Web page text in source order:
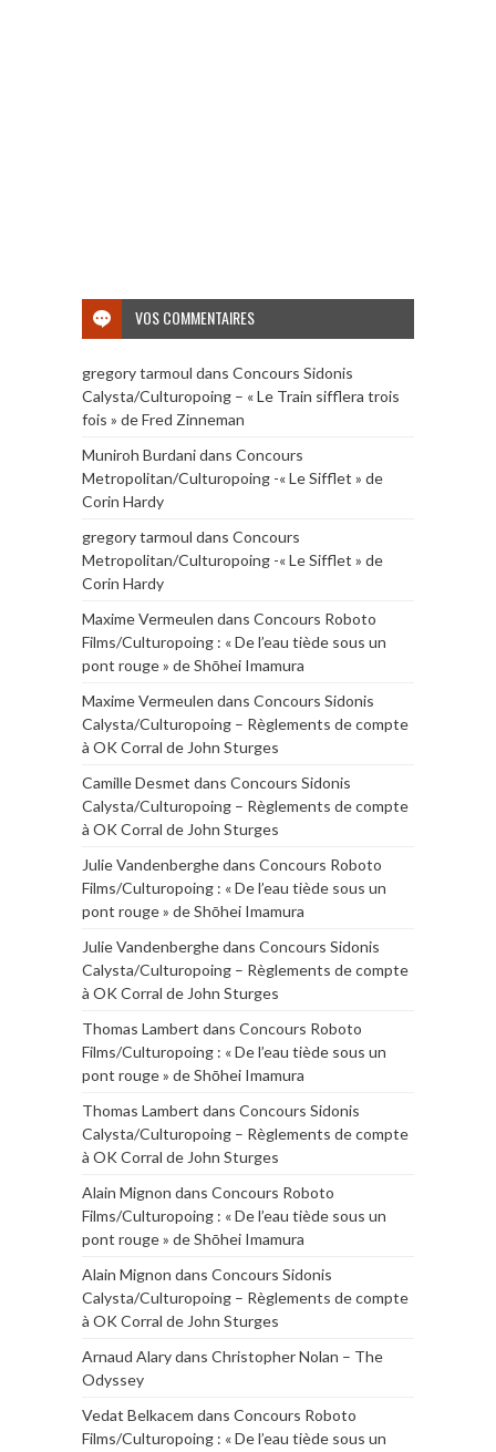
VOS COMMENTAIRES
gregory tarmoul dans Concours Sidonis
Calysta/Culturopoing – « Le Train sifflera trois
fois » de Fred Zinneman
Muniroh Burdanidans Concours
Metropolitan/Culturopoing -« Le Sifflet » de
Corin Hardy
gregory tarmoul dans Concours
Metropolitan/Culturopoing -« Le Sifflet » de
Corin Hardy
Maxime Vermeulen dans Concours Roboto
Films/Culturopoing : « De l’eau tiède sous un
pont rouge » de Shōhei Imamura
Maxime Vermeulen dans Concours Sidonis
Calysta/Culturopoing – Règlements de compte
à OK Corral de John Sturges
Camille Desmet dans Concours Sidonis
Calysta/Culturopoing – Règlements de compte
à OK Corral de John Sturges
Julie Vandenberghedans Concours Roboto
Films/Culturopoing : « De l’eau tiède sous un
pont rouge » de Shōhei Imamura
Julie Vandenberghedans Concours Sidonis
Calysta/Culturopoing – Règlements de compte
à OK Corral de John Sturges
Thomas Lambert dans Concours Roboto
Films/Culturopoing : « De l’eau tiède sous un
pont rouge » de Shōhei Imamura
Thomas Lambert dans Concours Sidonis
Calysta/Culturopoing – Règlements de compte
à OK Corral de John Sturges
Alain Mignon dans Concours Roboto
Films/Culturopoing : « De l’eau tiède sous un
pont rouge » de Shōhei Imamura
Alain Mignon dans Concours Sidonis
Calysta/Culturopoing – Règlements de compte
à OK Corral de John Sturges
Arnaud Alarydans Christopher Nolan – The
Odyssey
Vedat Belkacem dans Concours Roboto
Films/Culturopoing : « De l’eau tiède sous un